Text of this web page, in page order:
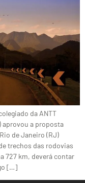
da ANTT
aprovou a proposta
de Janeiro (RJ)
trechos das rodovias
727 km, deverá contar
[…]